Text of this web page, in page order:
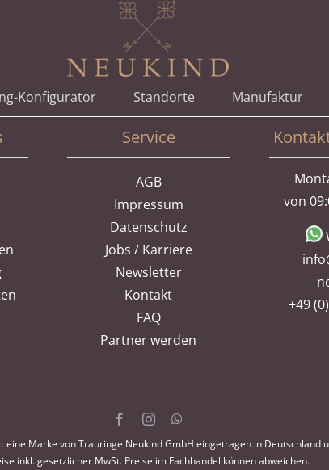
Konfigurator Standorte Manufaktur
Service
AGB
Impressum
Datenschutz
Jobs / Karriere
Newsletter
Kontakt
FAQ
Partner werden
von
+49
Marke von Trauringe Neukind GmbH eingetragen in Deutschland
inkl. gesetzlicher MwSt. Preise im Fachhandel können abweichen.